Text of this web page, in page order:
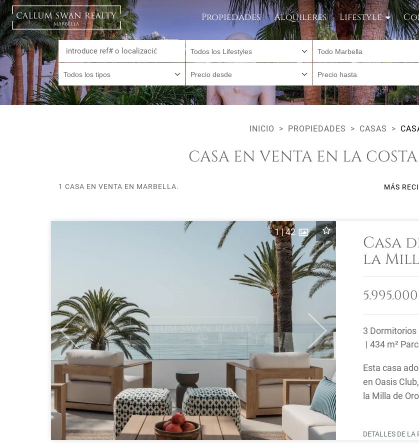
Propiedades Alquileres Lifestyle
Todos los Lifestyles Todo Marbella
Todos los tipos Precio desde Precio hasta
INICIO PROPIEDADES CASAS
CASA EN VENTA EN LA
1 CASA EN VENTA EN MARBELLA. MÁS
Previous Next
1|42
Casa
la
3 Dormitorios
434 m²
Esta casa
en Oasis
la Milla de
DETALLES DE LA